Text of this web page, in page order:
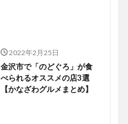
2022年2月25日
金沢市で「のどぐろ」が食
べられるオススメの店3選
【かなざわグルメまとめ】